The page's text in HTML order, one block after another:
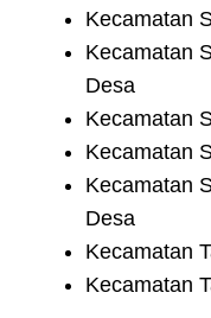
Kecamatan
Kecamatan
Desa
Kecamatan
Kecamatan
Kecamatan
Desa
Kecamatan
Kecamatan